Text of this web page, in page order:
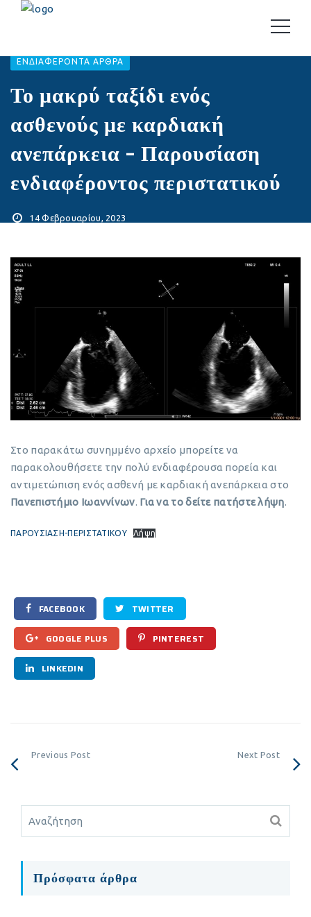
EΝΔΙΑΦΈΡΟΝΤΑ ΆΡΘΡΑ
Το μακρύ ταξίδι ενός
ασθενούς με καρδιακή
ανεπάρκεια – Παρουσίαση
ενδιαφέροντος περιστατικού
14 Φεβρουαρίου, 2023
Στο παρακάτω συνημμένο αρχείο μπορείτε να
παρακολουθήσετε την πολύ ενδιαφέρουσα πορεία και
αντιμετώπιση ενός ασθενή με καρδιακή ανεπάρκεια στο
Πανεπιστήμιο Ιωαννίνων. Για να το δείτε πατήστε λήψη.
ΠΑΡΟΥΣΙΑΣΗ-ΠΕΡΙΣΤΑΤΙΚΟΥ Λήψη
FACEBOOK TWITTER
GOOGLE PLUS PINTEREST
LINKEDIN
Previous Post Next Post
Πρόσφατα άρθρα